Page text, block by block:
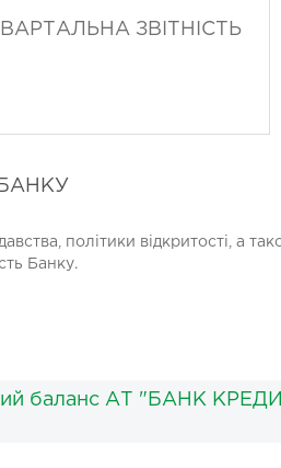
ЗВІТНІСТЬ
політики відкритості, а
Банку.
баланс АТ "БАНК